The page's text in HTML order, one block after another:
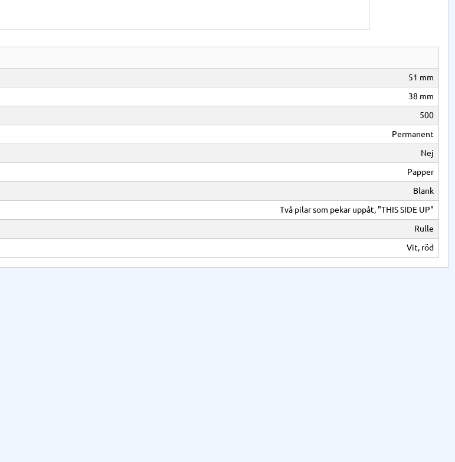
51 mm
38 mm
500
Permanent
Nej
Papper
Blank
Två pilar som pekar uppåt, "THIS SIDE UP"
Rulle
Vit, röd